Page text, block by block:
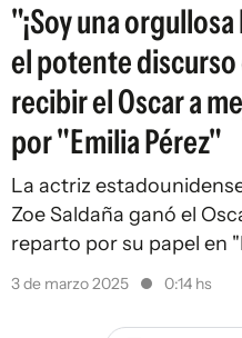
"¡Soy una
el potente discurso
recibir el Oscar a
por "Emilia Pérez"
La actriz
Zoe Saldaña ganó el
reparto por su papel en
3 de marzo 2025 0:14 hs